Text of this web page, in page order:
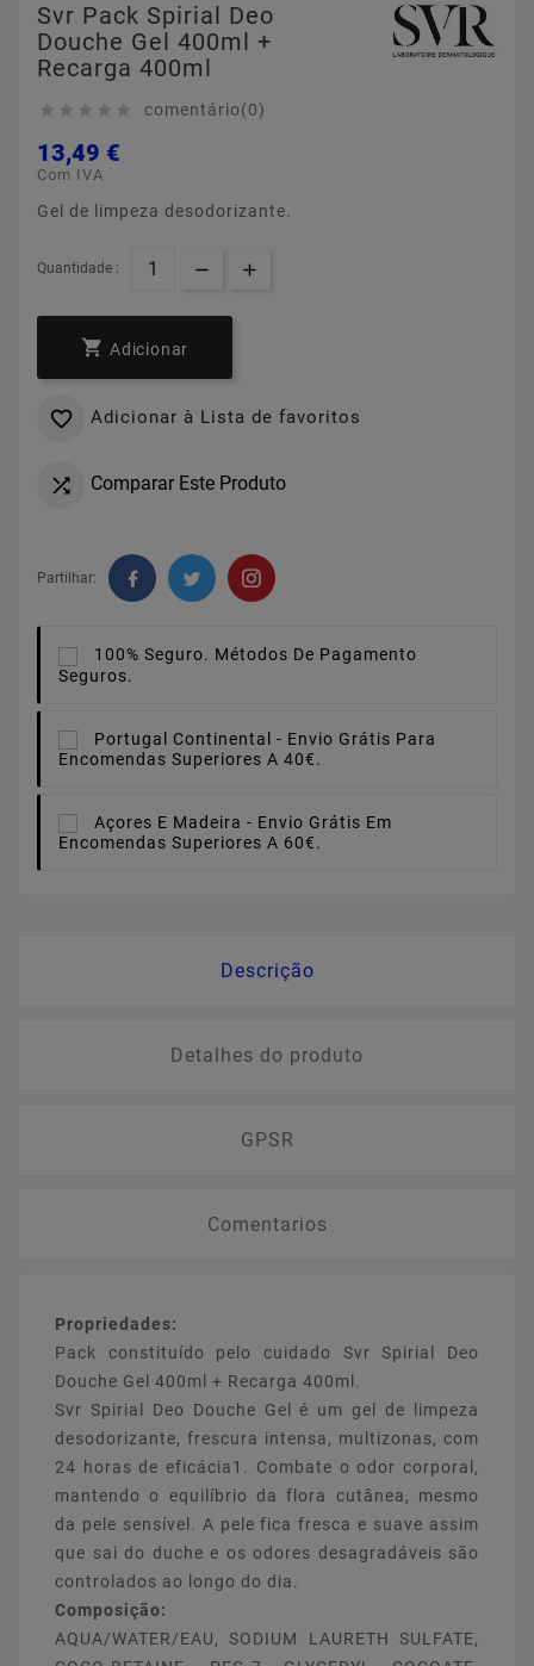
Svr Pack Spirial Deo
Douche Gel 400ml +
Recarga 400ml
     comentário(0)
13,49 €
Com IVA
Gel de limpeza desodorizante.
Quantidade :
 Adicionar
 Adicionar à Lista de favoritos
 Comparar Este Produto
Partilhar:
100% Seguro. Métodos De Pagamento
Seguros.
Portugal Continental - Envio Grátis Para
Encomendas Superiores A 40€.
Açores E Madeira - Envio Grátis Em
Encomendas Superiores A 60€.
Descrição
Detalhes do produto
GPSR
Comentarios
Propriedades:
Pack constituído pelo cuidado Svr Spirial Deo
Douche Gel 400ml + Recarga 400ml.
Svr Spirial Deo Douche Gel é um gel de limpeza
desodorizante, frescura intensa, multizonas, com
24 horas de eficácia1. Combate o odor corporal,
mantendo o equilíbrio da flora cutânea, mesmo
da pele sensível. A pele fica fresca e suave assim
que sai do duche e os odores desagradáveis são
controlados ao longo do dia.
Composição:
AQUA/WATER/EAU, SODIUM LAURETH SULFATE,